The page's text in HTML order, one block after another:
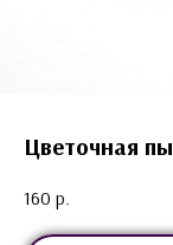
Цветочная
160 р.